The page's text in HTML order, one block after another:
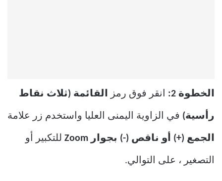
الخطوة 2: انقر فوق رمز القائمة (ثلاث نقاط
رأسية) في الزاوية اليمنى العليا واستخدم زر علامة
الجمع (+) أو ناقص (-) بجوار Zoom للتكبير أو
التصغير ، على التوالي.